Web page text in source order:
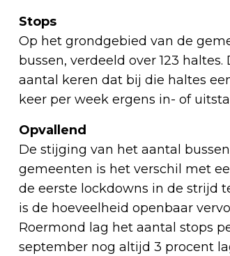
Stops
Op het grondgebied van de
bussen, verdeeld over 123
aantal keren dat bij die haltes
keer per week ergens in- of
Opvallend
De stijging van het aantal
gemeenten is het verschil met
de eerste lockdowns in de strijd
is de hoeveelheid openbaar
Roermond lag het aantal stops
september nog altijd 3 procent